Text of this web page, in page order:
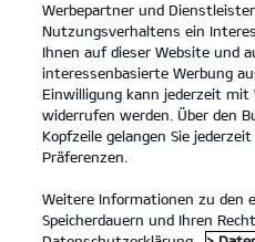
Angebote
Unsere
Wir haben eine Reihe von
Werbepartner und
Nutzungsverhaltens ein
Ihnen auf dieser Website und
interessenbasierte Werbung
Einwilligung kann jederzeit
widerrufen werden. Über den
Kopfzeile gelangen Sie
Präferenzen.
Weitere Informationen zu den
Speicherdauern und Ihren